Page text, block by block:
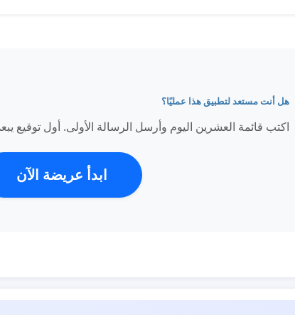
هل أنت مستعد لتطبيق هذا عمليًا؟
اكتب قائمة العشرين اليوم وأرسل الرسالة الأولى. أول توقيع
ابدأ عريضة الآن